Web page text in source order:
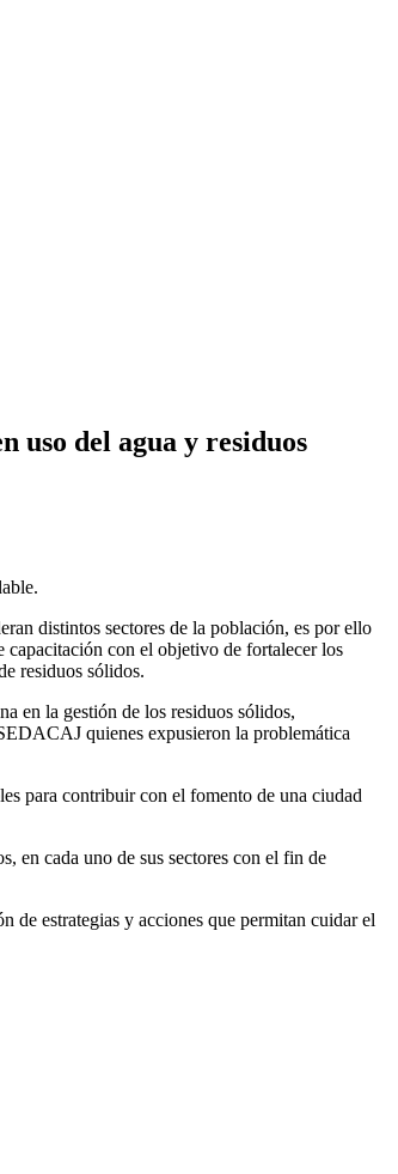
uso del agua y residuos
distintos sectores de la población, es por ello
con el objetivo de fortalecer los
residuos sólidos.
en la gestión de los residuos sólidos,
quienes expusieron la problemática
para contribuir con el fomento de una ciudad
en cada uno de sus sectores con el fin de
de estrategias y acciones que permitan cuidar el